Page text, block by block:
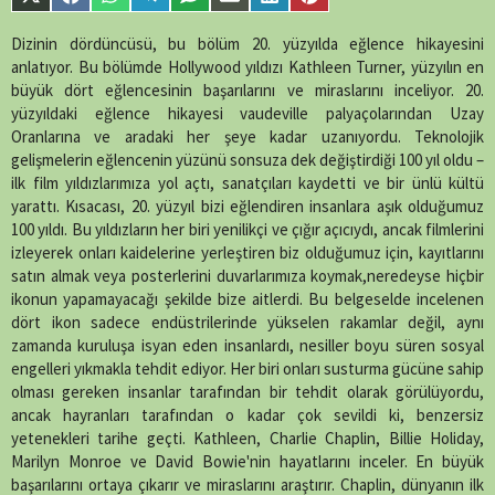
single-
line89
on
X
(Twitter)
on
Facebook
on
WhatsApp
on
Telegram
on
SMS
on
Email
on
LinkedIn
on
Pinterest
Dizinin dördüncüsü, bu bölüm 20. yüzyılda eğlence hikayesini
anlatıyor. Bu bölümde Hollywood yıldızı Kathleen Turner, yüzyılın en
büyük dört eğlencesinin başarılarını ve miraslarını inceliyor. 20.
yüzyıldaki eğlence hikayesi vaudeville palyaçolarından Uzay
Oranlarına ve aradaki her şeye kadar uzanıyordu. Teknolojik
gelişmelerin eğlencenin yüzünü sonsuza dek değiştirdiği 100 yıl oldu –
ilk film yıldızlarımıza yol açtı, sanatçıları kaydetti ve bir ünlü kültü
yarattı. Kısacası, 20. yüzyıl bizi eğlendiren insanlara aşık olduğumuz
100 yıldı. Bu yıldızların her biri yenilikçi ve çığır açıcıydı, ancak filmlerini
izleyerek onları kaidelerine yerleştiren biz olduğumuz için, kayıtlarını
satın almak veya posterlerini duvarlarımıza koymak,neredeyse hiçbir
ikonun yapamayacağı şekilde bize aitlerdi. Bu belgeselde incelenen
dört ikon sadece endüstrilerinde yükselen rakamlar değil, aynı
zamanda kuruluşa isyan eden insanlardı, nesiller boyu süren sosyal
engelleri yıkmakla tehdit ediyor. Her biri onları susturma gücüne sahip
olması gereken insanlar tarafından bir tehdit olarak görülüyordu,
ancak hayranları tarafından o kadar çok sevildi ki, benzersiz
yetenekleri tarihe geçti. Kathleen, Charlie Chaplin, Billie Holiday,
Marilyn Monroe ve David Bowie'nin hayatlarını inceler. En büyük
başarılarını ortaya çıkarır ve miraslarını araştırır. Chaplin, dünyanın ilk